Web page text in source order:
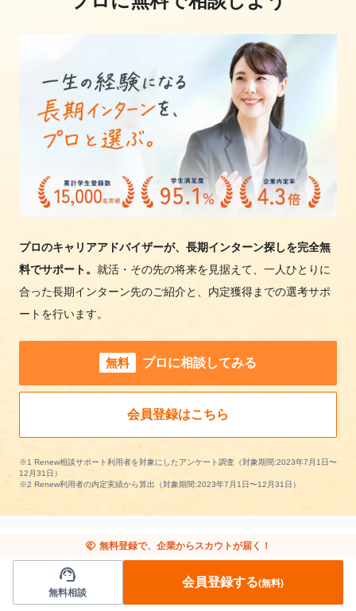
プロのキャリアアドバイザーが、長期インターン探しを完全無
料でサポート。 就活・その先の将来を見据えて、一人ひとりに
合った長期インターン先のご紹介と、内定獲得までの選考サポ
ートを行います。
無料 プロに相談してみる
会員登録はこちら
※1 Renew相談サポート利用者を対象にしたアンケート調査（対象期間:2023年7月1日〜
12月31日）
※2 Renew利用者の内定実績から算出（対象期間:2023年7月1日〜12月31日）
流通/小売の長期インターンを条件で絞り込む
handshake 無料登録で、企業からスカウトが届く！
support_agent
無料相談
会員登録する(無料)